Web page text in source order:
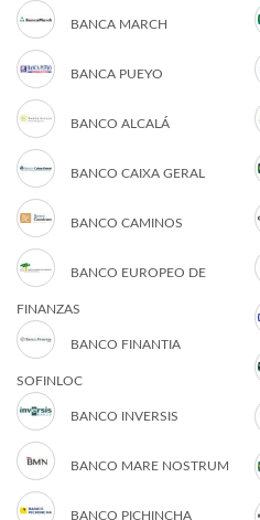
BANCA MARCH
BANCA PUEYO
BANCO ALCALÁ
BANCO CAIXA GERAL
BANCO CAMINOS
BANCO EUROPEO DE
FINANZAS
BANCO FINANTIA
SOFINLOC
BANCO INVERSIS
BANCO MARE NOSTRUM
BANCO PICHINCHA